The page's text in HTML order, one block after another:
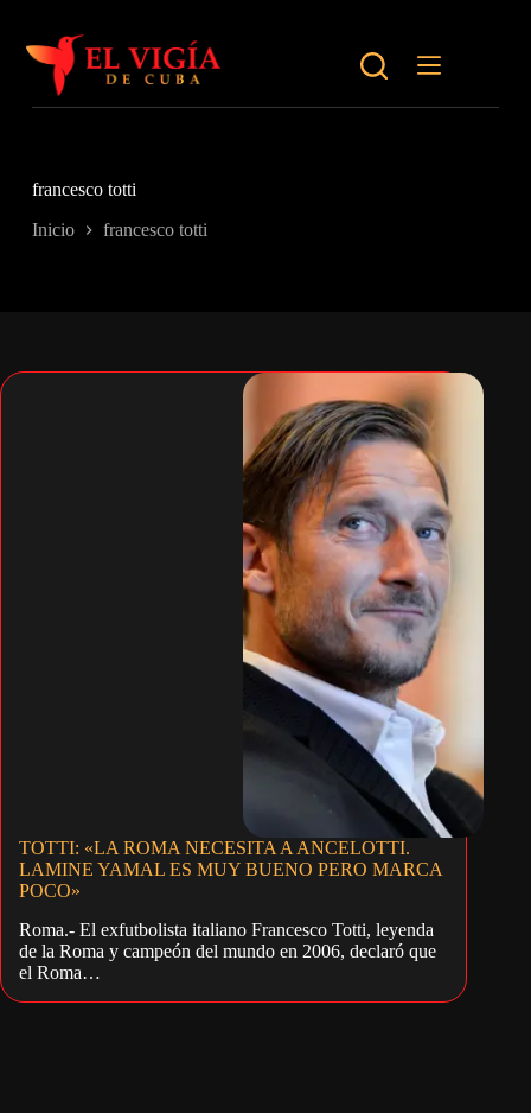
contenido
francesco totti
Inicio francesco totti
TOTTI: «LA ROMA NECESITA A ANCELOTTI.
LAMINE YAMAL ES MUY BUENO PERO MARCA
POCO»
Roma.- El exfutbolista italiano Francesco Totti, leyenda
de la Roma y campeón del mundo en 2006, declaró que
el Roma…